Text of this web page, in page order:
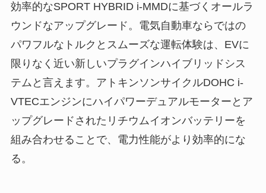
効率的なSPORT HYBRID i-MMDに基づくオールラ
ウンドなアップグレード。電気自動車ならではの
パワフルなトルクとスムーズな運転体験は、EVに
限りなく近い新しいプラグインハイブリッドシス
テムと言えます。アトキンソンサイクルDOHC i-
VTECエンジンにハイパワーデュアルモーターとア
ップグレードされたリチウムイオンバッテリーを
組み合わせることで、電力性能がより効率的にな
る。